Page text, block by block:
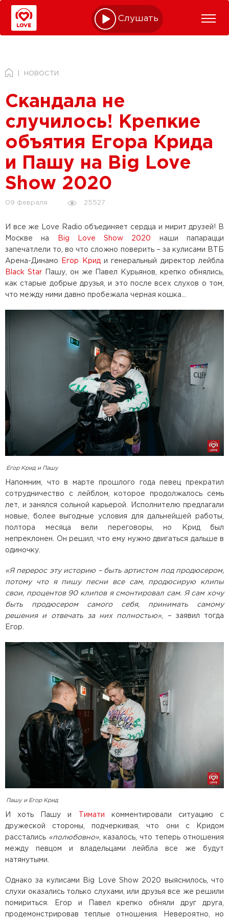
Слушать online
НОВОСТИ
Скандала не
случилось! Крепкие
объятия Егора Крида
и Пашу на Big Love
Show 2020
09 февраля 25527
И все же Love Radio объединяет сердца и мирит друзей! В
Москве на
Big Love Show 2020
наши папарацци
запечатлели то, во что сложно поверить – за кулисами ВТБ
Арена-Динамо
Егор Крид и генеральный директор лейбла
Black StarПашу, он же Павел Курьянов, крепко обнялись,
как старые добрые друзья, и это после всех слухов о том,
что между ними давно пробежала черная кошка...
Егор Крид и Пашу
Напомним, что в марте прошлого года певец прекратил
сотрудничество с лейблом, которое продолжалось семь
лет, и занялся сольной карьерой. Исполнителю предлагали
новые, более выгодные условия для дальнейшей работы,
полтора месяца вели переговоры, но Крид был
непреклонен. Он решил, что ему нужно двигаться дальше в
одиночку.
«Я перерос эту историю – быть артистом под продюсером,
потому что я пишу песни все сам, продюсирую клипы
свои, процентов 90 клипов я смонтировал сам. Я сам хочу
быть продюсером самого себя, принимать самому
решения и отвечать за них полностью» , – заявил тогда
Егор.
Пашу и Егор Крид
И хоть Пашу и Тимати
комментировали ситуацию с
дружеской стороны, подчеркивая, что они с Кридом
расстались «полюбовно» , казалось, что теперь отношения
между певцом и владельцами лейбла все же будут
натянутыми.
Однако за кулисами Big Love Show 2020 выяснилось, что
слухи оказались только слухами, или друзья все же решили
помириться. Егор и Павел крепко обняли друг друга,
продемонстрировав теплые отношения. Невероятно, но